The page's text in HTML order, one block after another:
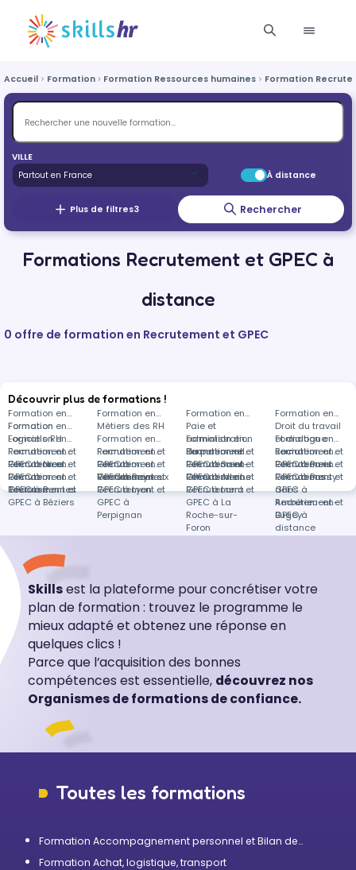
Accueil Formation Formation Ressources humaines Formation
VILLE
À distance
Plus de filtres3 Rechercher
Formations Recrutement et GPEC à
distance
0 offre de formation en Recrutement et GPEC
Découvrir plus de formations !
Formation en
Formation
Formation en
Métiers des RH
Formation en
Paie et
administration
du personnel
Formation en
Droit du travail
et dialogue
social
Formation en
Logiciels RH
Formation en
Recrutement et
GPEC à Nice
Formation en
Recrutement et
GPEC à
Vendenheim
Formation en
Recrutement et
GPEC à Saint-
Omer
Formation en
Recrutement et
GPEC à Paris
Formation en
Recrutement et
GPEC à
Toulouse
Formation en
Recrutement et
GPEC à Reyrieux
Formation en
Recrutement et
GPEC à Alleins
Formation en
Recrutement et
GPEC à Passy
Formation en
Recrutement et
GPEC à Rennes
Formation en
Recrutement et
GPEC à Lyon
Formation en
Recrutement et
GPEC à Larra
Formation en
Recrutement et
GPEC à
Ambérieu-en-
Bugey
Formation en
Recrutement et
GPEC à Béziers
Formation en
Recrutement et
GPEC à
Perpignan
Formation en
Recrutement et
GPEC à La
Roche-sur-
Foron
Formations
dans
Recrutement et
GPEC à
distance
Skillsest la plateforme pour concrétiser votre
plan de formation : trouvez le programme le
mieux adapté et obtenez une réponse en
quelques clics !
Parce que l’acquisition des bonnes
compétences est essentielle, découvrez nos
Organismes de formations de confiance.
Toutes les formations
Formation Accompagnement personnel et Bilan de
Formation Achat, logistique, transport